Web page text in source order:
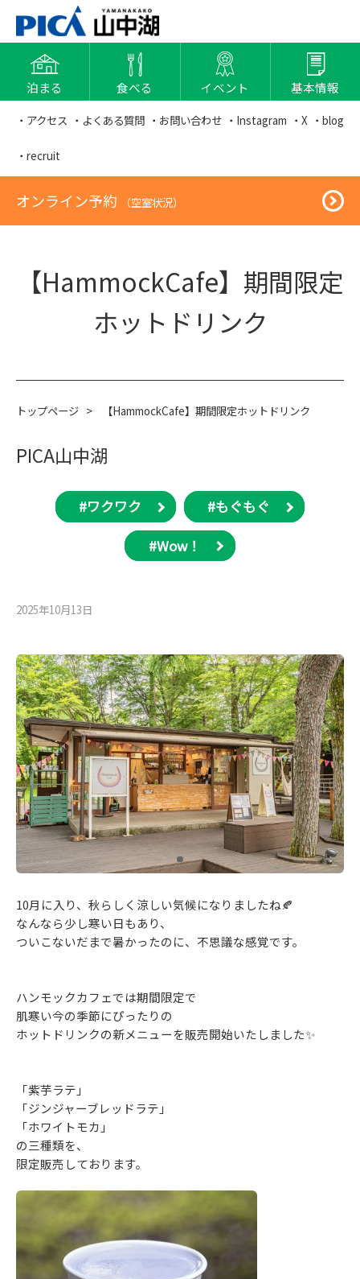
泊まる 食べる イベント 基本情報
・アクセス ・よくある質問 ・お問い合わせ ・Instagram ・X ・blog
・recruit
オンライン予約 （空室状況）
【HammockCafe】期間限定
ホットドリンク
トップページ > 【HammockCafe】期間限定ホットドリンク
PICA山中湖
#ワクワク #もぐもぐ
#Wow！
2025年10月13⽇
10月に入り、秋らしく涼しい気候になりましたね🍂
なんなら少し寒い日もあり、
ついこないだまで暑かったのに、不思議な感覚です。
ハンモックカフェでは期間限定で
肌寒い今の季節にぴったりの
ホットドリンクの新メニューを販売開始いたしました✨
「紫芋ラテ」
「ジンジャーブレッドラテ」
「ホワイトモカ」
の三種類を、
限定販売しております。